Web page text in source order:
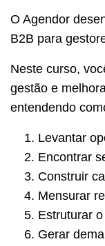
O Agendor
B2B para
Neste curso,
gestão e
entendendo
Levantar
Encontrar
Construir
Mensurar
Estruturar
Gerar